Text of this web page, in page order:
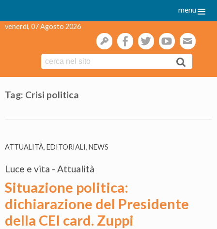
menu
venerdì, 07 Agosto 2026
gestionefacebooktwitteryoutube
to
Tag: Crisi politica
ATTUALITÀ, EDITORIALI, NEWS
Luce e vita - Attualità
Situazione politica:
dichiarazione del Presidente
della CEI card. Zuppi